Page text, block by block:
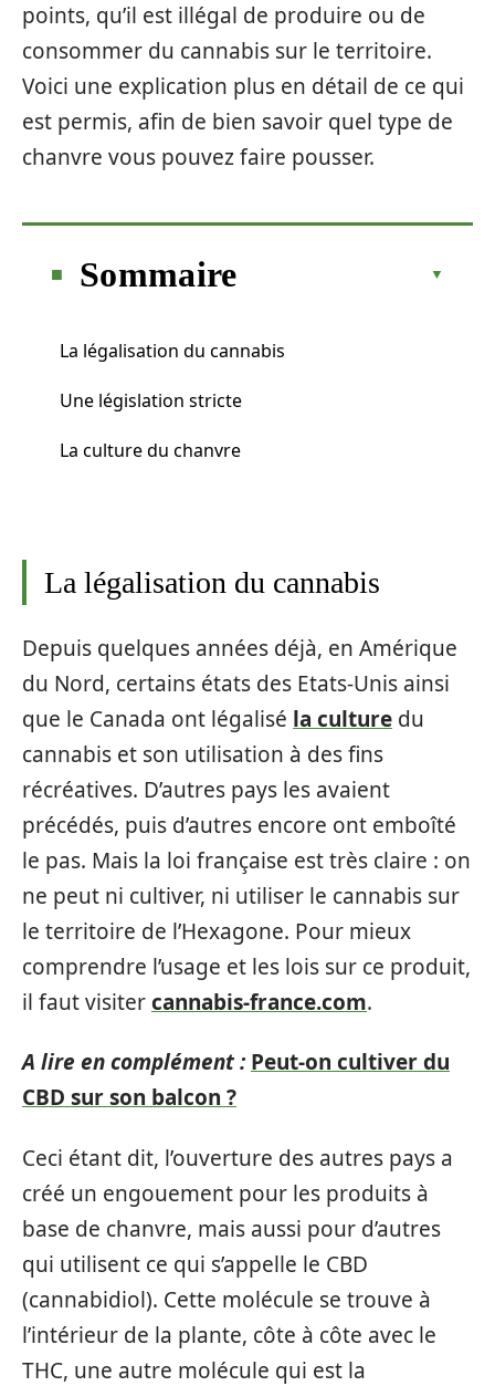
points, qu’il est illégal de produire ou de
consommer du cannabis sur le territoire.
Voici une explication plus en détail de ce qui
est permis, afin de bien savoir quel type de
chanvre vous pouvez faire pousser.
Sommaire
La légalisation du cannabis
Une législation stricte
La culture du chanvre
La légalisation du cannabis
Depuis quelques années déjà, en Amérique
du Nord, certains états des Etats-Unis ainsi
que le Canada ont légalisé la culture du
cannabis et son utilisation à des fins
récréatives. D’autres pays les avaient
précédés, puis d’autres encore ont emboîté
le pas. Mais la loi française est très claire : on
ne peut ni cultiver, ni utiliser le cannabis sur
le territoire de l’Hexagone. Pour mieux
comprendre l’usage et les lois sur ce produit,
il faut visitercannabis-france.com.
A lire en complément : Peut-on cultiver du
CBD sur son balcon ?
Ceci étant dit, l’ouverture des autres pays a
créé un engouement pour les produits à
base de chanvre, mais aussi pour d’autres
qui utilisent ce qui s’appelle le CBD
(cannabidiol). Cette molécule se trouve à
l’intérieur de la plante, côte à côte avec le
THC, une autre molécule qui est la